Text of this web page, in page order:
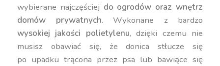
wybierane najczęściej do ogrodów oraz wnętrz
domów prywatnych. Wykonane z bardzo
wysokiej jakości polietylenu, dzięki czemu nie
musisz obawiać się, że donica stłucze się
po upadku trącona przez psa lub bawiące się